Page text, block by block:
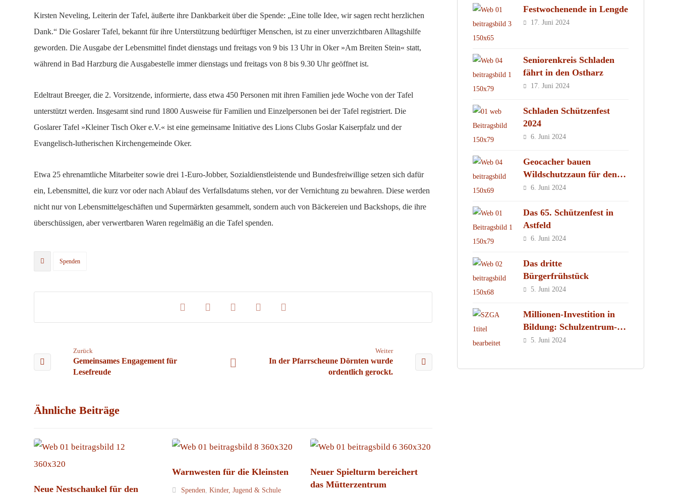
Kirsten Neveling, Leiterin der Tafel, äußerte ihre Dankbarkeit über die Spende: „Eine tolle Idee, wir sagen recht herzlichen
Dank.“ Die Goslarer Tafel, bekannt für ihre Unterstützung bedürftiger Menschen, ist zu einer unverzichtbaren Alltagshilfe
geworden. Die Ausgabe der Lebensmittel findet dienstags und freitags von 9 bis 13 Uhr in Oker »Am Breiten Stein« statt,
während in Bad Harzburg die Ausgabestelle immer dienstags und freitags von 8 bis 9.30 Uhr geöffnet ist.
Edeltraut Breeger, die 2. Vorsitzende, informierte, dass etwa 450 Personen mit ihren Familien jede Woche von der Tafel
unterstützt werden. Insgesamt sind rund 1800 Ausweise für Familien und Einzelpersonen bei der Tafel registriert. Die
Goslarer Tafel »Kleiner Tisch Oker e.V.« ist eine gemeinsame Initiative des Lions Clubs Goslar Kaiserpfalz und der
Evangelisch-lutherischen Kirchengemeinde Oker.
Etwa 25 ehrenamtliche Mitarbeiter sowie drei 1-Euro-Jobber, Sozialdienstleistende und Bundesfreiwillige setzen sich dafür
ein, Lebensmittel, die kurz vor oder nach Ablauf des Verfallsdatums stehen, vor der Vernichtung zu bewahren. Diese werden
nicht nur von Lebensmittelgeschäften und Supermärkten gesammelt, sondern auch von Bäckereien und Backshops, die ihre
überschüssigen, aber verwertbaren Waren regelmäßig an die Tafel spenden.
Spenden
Zurück
Gemeinsames Engagement für
Lesefreude
Weiter
In der Pfarrscheune Dörnten wurde
ordentlich gerockt.
Ähnliche Beiträge
Neue Nestschaukel für den
Warnwesten für die Kleinsten
Spenden,Kinder, Jugend & Schule
Neuer Spielturm bereichert
das Mütterzentrum
Festwochenende in Lengde
17. Juni 2024
Seniorenkreis Schladen
fährt in den Ostharz
17. Juni 2024
Schladen Schützenfest
2024
6. Juni 2024
Geocacher bauen
Wildschutzzaun für den
MachMit! Wald
6. Juni 2024
Das 65. Schützenfest in
Astfeld
6. Juni 2024
Das dritte
Bürgerfrühstück
5. Juni 2024
Millionen-Investition in
Bildung: Schulzentrum-
Neubau
5. Juni 2024